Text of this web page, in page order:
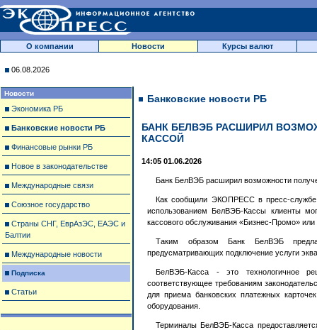
О компании Новости Курсы валют
06.08.2026
Новости
Экономика РБ
Банковские новости РБ
Финансовые рынки РБ
Новое в законодательстве
Международные связи
Союзное государство
Страны СНГ, ЕврАзЭС, ЕАЭС и
Балтии
Международные новости
Подписка
Статьи
Банковские новости РБ
БАНК БЕЛВЭБ РАСШИРИЛ
КАССОЙ
14:05 01.06.2026
Банк БелВЭБ расширил возможности
Как сообщили ЭКОПРЕСС в пресс-службе
использованием БелВЭБ-Кассы клиенты
кассового обслуживания «Бизнес-Промо»
Таким образом Банк БелВЭБ
предусматривающих подключение услуги
БелВЭБ-Касса - это технологичное
соответствующее требованиям
для приема банковских платежных
оборудования.
Терминалы БелВЭБ-Касса